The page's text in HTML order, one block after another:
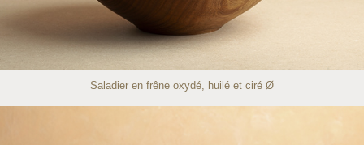
Saladier en frêne oxydé, huilé et ciré Ø